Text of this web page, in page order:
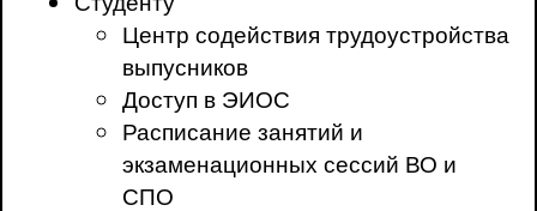
Центр содействия трудоустройства
выпусников
Доступ в ЭИОС
Расписание занятий и
экзаменационных сессий ВО и
СПО